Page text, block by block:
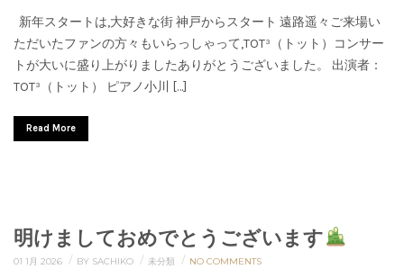
新年スタートは,大好きな街 神戸からスタート 遠路遥々ご来場い
ただいたファンの方々もいらっしゃって,TOT³（トット）コンサー
トが大いに盛り上がりましたありがとうございました。 出演者：
TOT³（トット） ピアノ小川 […]
Read More
明けましておめでとうございます
01 1月 2026 / BY SACHIKO / 未分類 / NO COMMENTS